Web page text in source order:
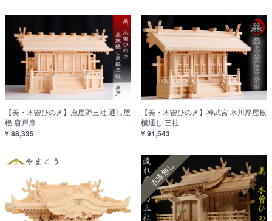
【美・木曽ひのき】鹿屋野三社 通し屋
根 唐戸扉
¥ 88,335
【美・木曽ひのき】神武宮 氷川厚屋根
横通し 三社
¥ 91,543
在庫無し